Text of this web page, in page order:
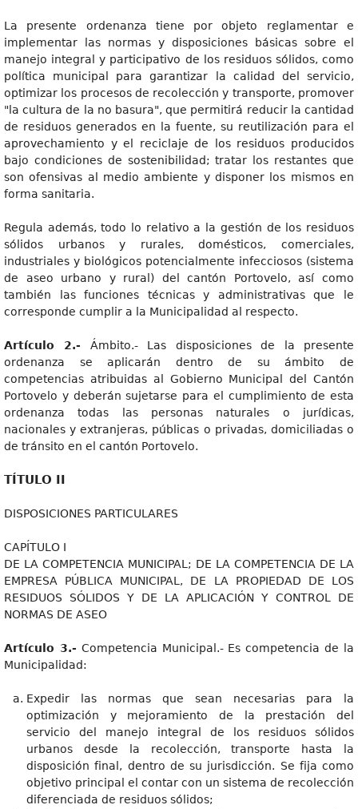
La presente ordenanza tiene por objeto reglamentar e
implementar las normas y disposiciones básicas sobre el
manejo integral y participativo de los residuos sólidos, como
política municipal para garantizar la calidad del servicio,
optimizar los procesos de recolección y transporte, promover
"la cultura de la no basura", que permitirá reducir la cantidad
de residuos generados en la fuente, su reutilización para el
aprovechamiento y el reciclaje de los residuos producidos
bajo condiciones de sostenibilidad; tratar los restantes que
son ofensivas al medio ambiente y disponer los mismos en
forma sanitaria.
Regula además, todo lo relativo a la gestión de los residuos
sólidos urbanos y rurales, domésticos, comerciales,
industriales y biológicos potencialmente infecciosos (sistema
de aseo urbano y rural) del cantón Portovelo, así como
también las funciones técnicas y administrativas que le
corresponde cumplir a la Municipalidad al respecto.
Artículo 2.- Ámbito.- Las disposiciones de la presente
ordenanza se aplicarán dentro de su ámbito de
competencias atribuidas al Gobierno Municipal del Cantón
Portovelo y deberán sujetarse para el cumplimiento de esta
ordenanza todas las personas naturales o jurídicas,
nacionales y extranjeras, públicas o privadas, domiciliadas o
de tránsito en el cantón Portovelo.
TÍTULO II
DISPOSICIONES PARTICULARES
CAPÍTULO I
DE LA COMPETENCIA MUNICIPAL; DE LA COMPETENCIA DE LA
EMPRESA PÚBLICA MUNICIPAL, DE LA PROPIEDAD DE LOS
RESIDUOS SÓLIDOS Y DE LA APLICACIÓN Y CONTROL DE
NORMAS DE ASEO
Artículo 3.- Competencia Municipal.- Es competencia de la
Municipalidad:
Expedir las normas que sean necesarias para la
optimización y mejoramiento de la prestación del
servicio del manejo integral de los residuos sólidos
urbanos desde la recolección, transporte hasta la
disposición final, dentro de su jurisdicción. Se fija como
objetivo principal el contar con un sistema de recolección
diferenciada de residuos sólidos;